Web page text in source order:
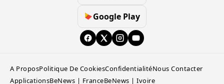
Google Play
A ProposPolitique De CookiesConfidentialitéNous Contacter
ApplicationsBeNews | FranceBeNews | Ivoire